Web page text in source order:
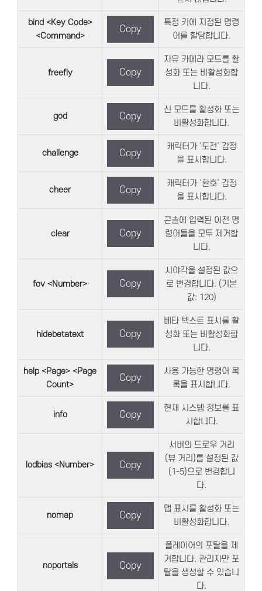
bind <Key Code>
<Command>
Copy
특정 키에 지정된 명령
어를 할당합니다.
freefly Copy
자유 카메라 모드를 활
성화 또는 비활성화합
니다.
god Copy
신 모드를 활성화 또는
비활성화합니다.
challenge Copy
캐릭터가 ‘도전’ 감정
을 표시합니다.
cheer Copy
캐릭터가 ‘환호’ 감정
을 표시합니다.
clear Copy
콘솔에 입력된 이전 명
령어들을 모두 제거합
니다.
fov <Number> Copy
시야각을 설정된 값으
로 변경합니다. (기본
값: 120)
hidebetatext Copy
베타 텍스트 표시를 활
성화 또는 비활성화합
니다.
help <Page> <Page
Count>
Copy
사용 가능한 명령어 목
록을 표시합니다.
info Copy
현재 시스템 정보를 표
시합니다.
lodbias <Number> Copy
서버의 드로우 거리
(뷰 거리)를 설정된 값
(1-5)으로 변경합니
다.
nomap Copy
맵 표시를 활성화 또는
비활성화합니다.
noportals Copy
플레이어의 포탈을 제
거합니다. 관리자만 포
탈을 생성할 수 있습니
다.